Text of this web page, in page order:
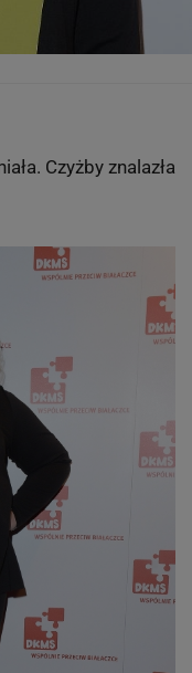
Czyżby znalazła